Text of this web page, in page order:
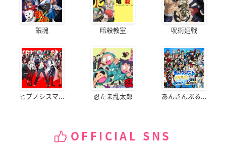
銀魂 暗殺教室 呪術廻戦
ヒプノシスマ... 忍たま乱太郎 あんさんぶる...
OFFICIAL SNS